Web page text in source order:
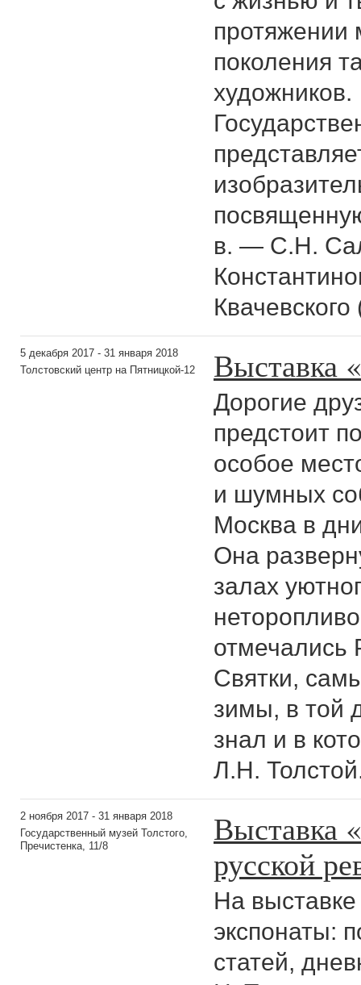
протяжении
поколения
художников.
в. — С.Н.
5 декабря 2017 - 31 января 2018
Толстовский центр на Пятницкой-12
Выставка
Дорогие
предстоит
особое
и шумных
Москва в
Она
залах
отмечались
Святки,
зимы, в той
знал и в
Л.Н.
2 ноября 2017 - 31 января 2018
Государственный музей Толстого,
Пречистенка, 11/8
Выставка
русской
На
экспонаты:
статей,